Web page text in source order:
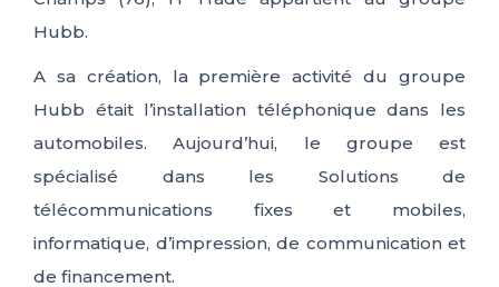
Hubb.
A sa création, la première activité du groupe
Hubb était l’installation téléphonique dans les
automobiles. Aujourd’hui, le groupe est
spécialisé dans les Solutions de
télécommunications fixes et mobiles,
informatique, d’impression, de communication et
de financement.